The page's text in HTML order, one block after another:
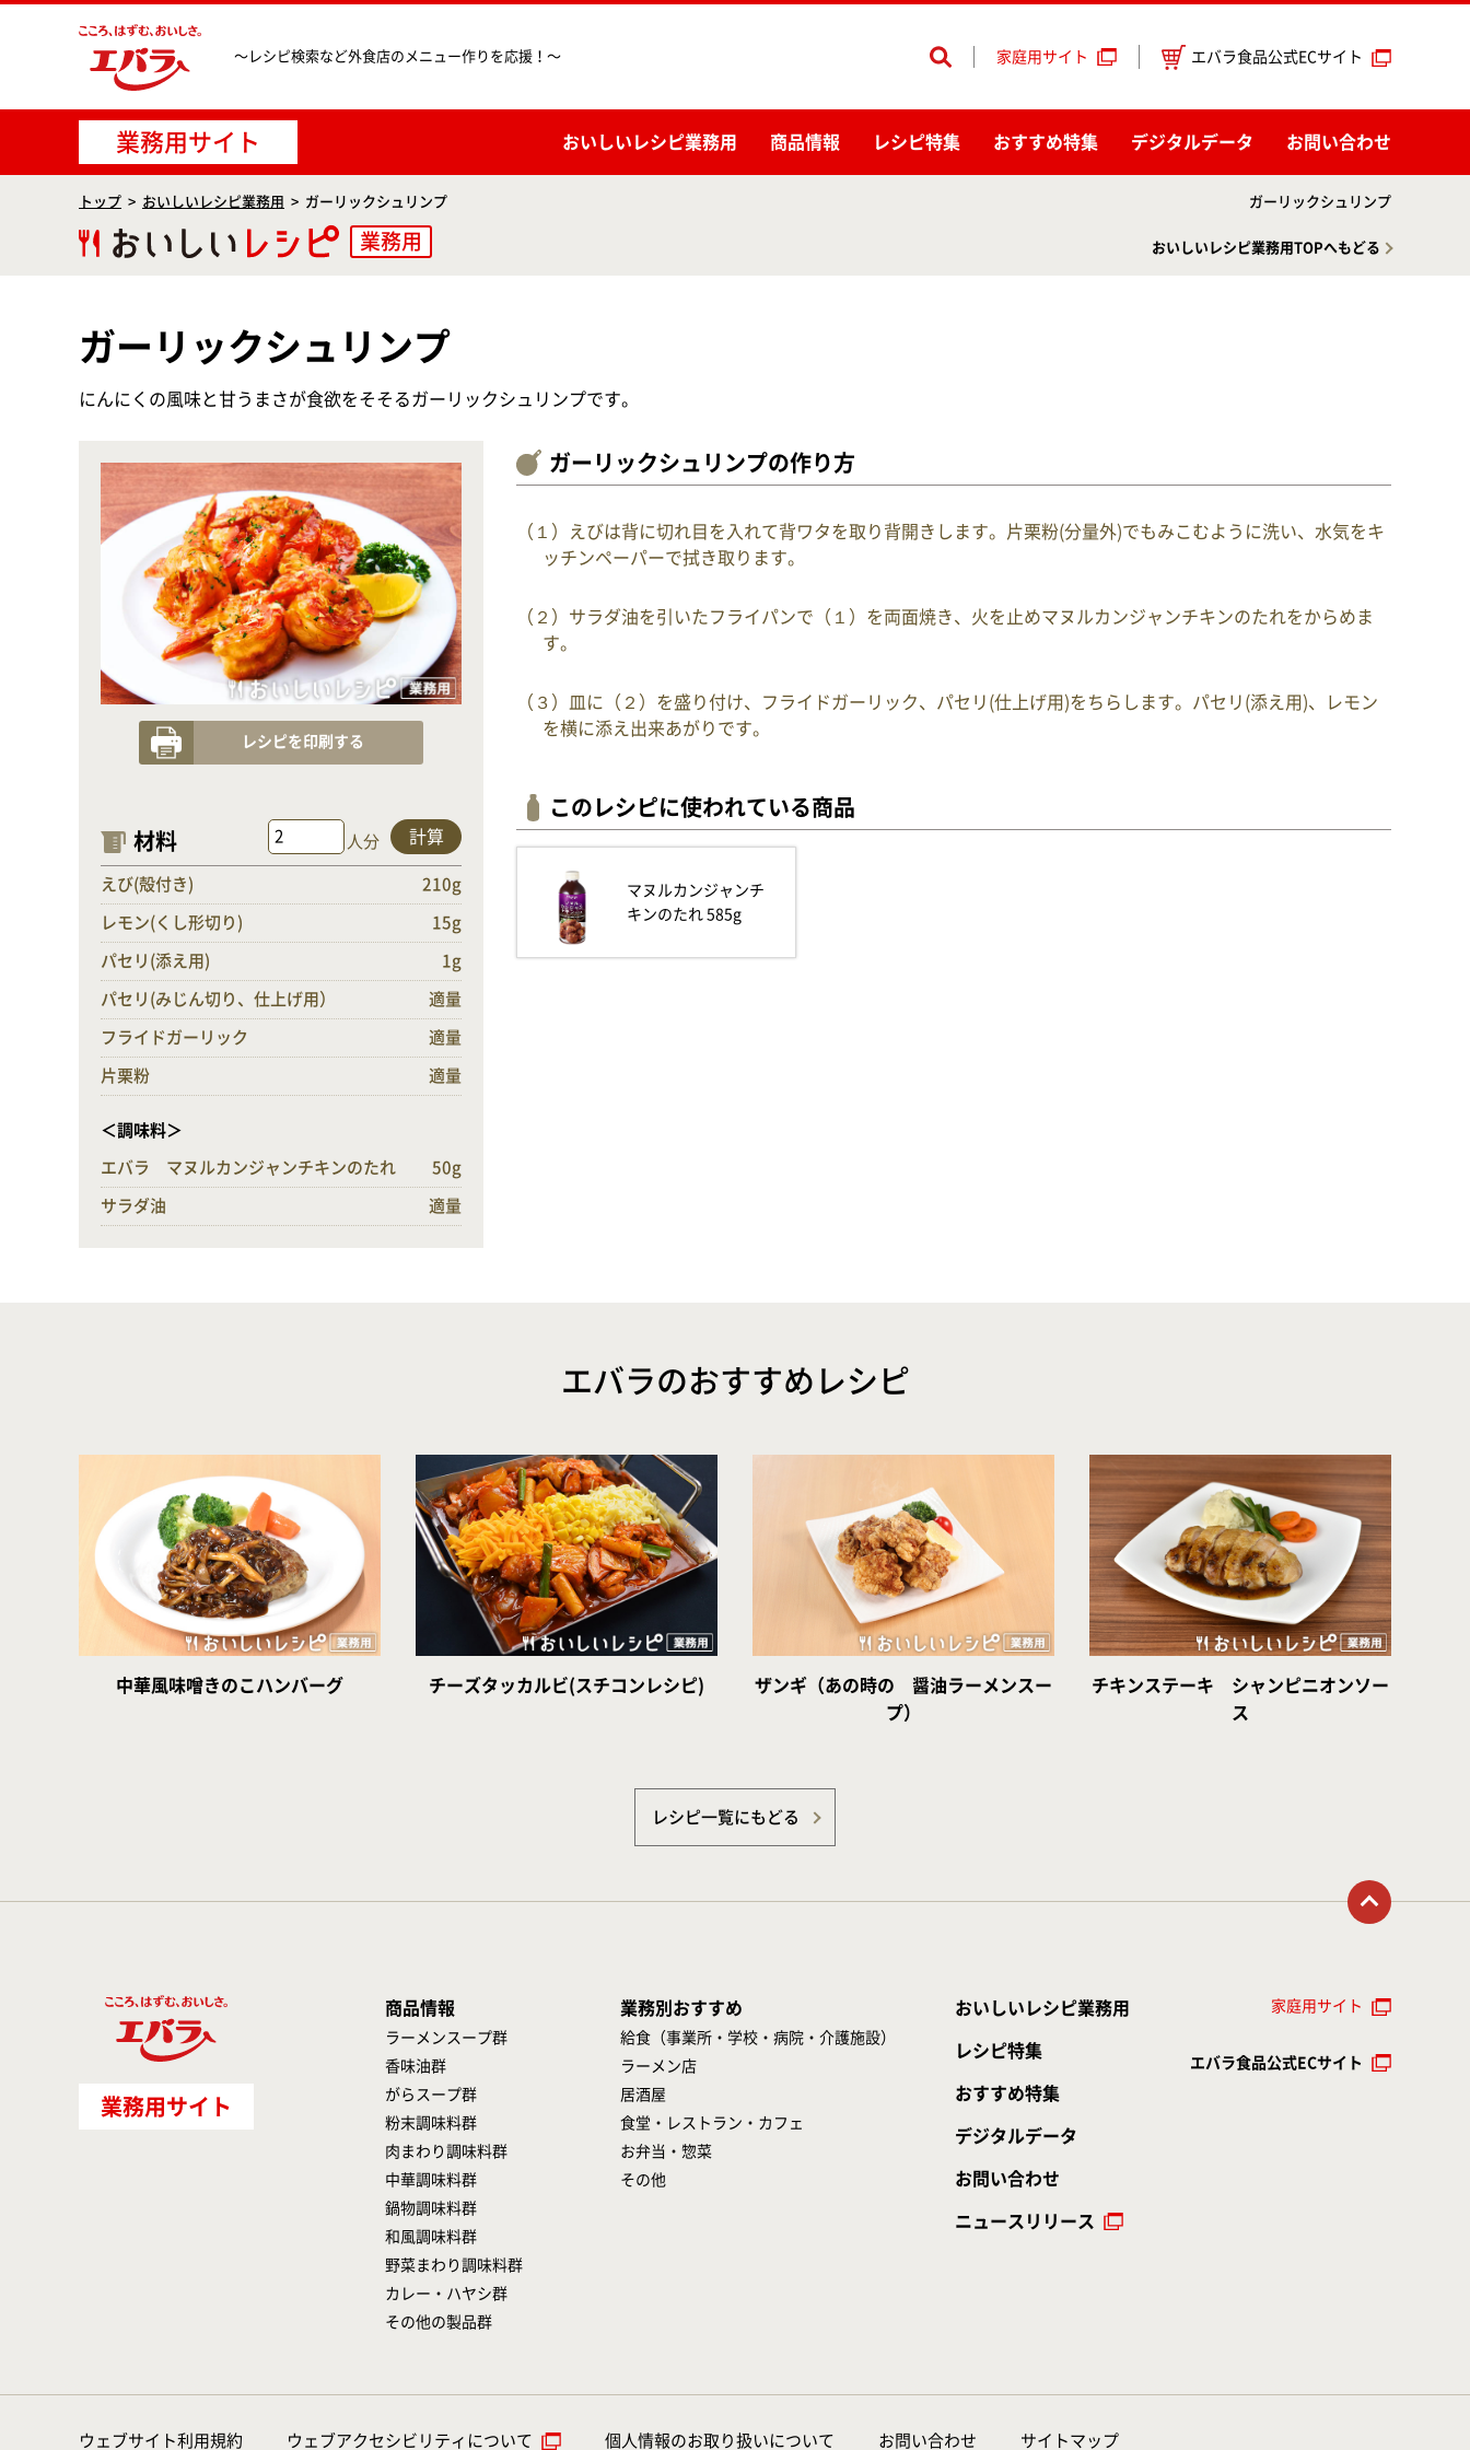
〜レシピ検索など外食店のメニュー作りを応援！〜
業務用サイト おいしいレシピ業務用 商品情報 レシピ特集 おすすめ特集 デジタルデータ お問い合わせ
家庭用サイト エバラ食品公式ECサイト
トップ おいしいレシピ業務用 ガーリックシュリンプ ガーリックシュリンプ
業務用 おいしいレシピ業務用TOPへもどる
ガーリックシュリンプ
にんにくの風味と甘うまさが食欲をそそるガーリックシュリンプです。
レシピを印刷する
材料 人分 計算
えび(殻付き) 210g
レモン(くし形切り) 15g
パセリ(添え用) 1g
パセリ(みじん切り、仕上げ用） 適量
フライドガーリック 適量
片栗粉 適量
＜調味料＞
エバラ マヌルカンジャンチキンのたれ 50g
サラダ油 適量
ガーリックシュリンプの作り方
（１）えびは背に切れ目を入れて背ワタを取り背開きします。片栗粉(分量外)でもみこむように洗い、水気をキ
ッチンペーパーで拭き取ります。
（２）サラダ油を引いたフライパンで（１）を両面焼き、火を止めマヌルカンジャンチキンのたれをからめま
す。
（３）皿に（２）を盛り付け、フライドガーリック、パセリ(仕上げ用)をちらします。パセリ(添え用)、レモン
を横に添え出来あがりです。
このレシピに使われている商品
マヌルカンジャンチ
キンのたれ 585g
エバラのおすすめレシピ
中華風味噌きのこハンバーグ チーズタッカルビ(スチコンレシピ)
ザンギ（あの時の 醤油ラーメンスー
プ）
チキンステーキ シャンピニオンソー
ス
レシピ一覧にもどる
トップに戻る
業務用サイト
商品情報
ラーメンスープ群
香味油群
がらスープ群
粉末調味料群
肉まわり調味料群
中華調味料群
鍋物調味料群
和風調味料群
野菜まわり調味料群
カレー・ハヤシ群
その他の製品群
業務別おすすめ
給食（事業所・学校・病院・介護施設）
ラーメン店
居酒屋
食堂・レストラン・カフェ
お弁当・惣菜
その他
おいしいレシピ業務用
レシピ特集
おすすめ特集
デジタルデータ
お問い合わせ
ニュースリリース
家庭用サイト
エバラ食品公式ECサイト
ウェブサイト利用規約 ウェブアクセシビリティについて 個人情報のお取り扱いについて お問い合わせ サイトマップ